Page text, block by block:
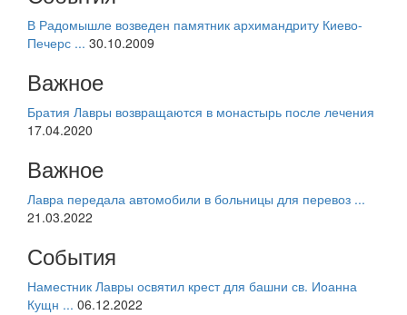
В Радомышле возведен памятник архимандриту Киево-
Печерс ... 30.10.2009
Важное
Братия Лавры возвращаются в монастырь после лечения
17.04.2020
Важное
Лавра передала автомобили в больницы для перевоз ...
21.03.2022
События
Наместник Лавры освятил крест для башни св. Иоанна
Кущн ... 06.12.2022